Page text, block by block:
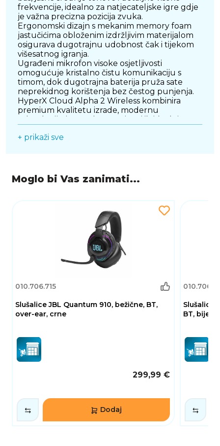
frekvencije, idealno za natjecateljske igre gdje
je važna precizna pozicija zvuka.
Ergonomski dizajn s mekanim memory foam
jastučićima obloženim izdržljivim materijalom
osigurava dugotrajnu udobnost čak i tijekom
višesatnog igranja.
Ugrađeni mikrofon visoke osjetljivosti
omogućuje kristalno čistu komunikaciju s
timom, dok dugotrajna baterija pruža sate
neprekidnog korištenja bez čestog punjenja.
HyperX Cloud Alpha 2 Wireless kombinira
premium kvalitetu izrade, modernu
korisnike koji žele najbolje iz oba svijeta –
+ prikaži sve
Moglo bi Vas zanimati...
010.706.715
Slušalice JBL Quantum 910, bežične, BT,
over-ear, crne
299,99 €
Dodaj
Slušalice
BT, bijele